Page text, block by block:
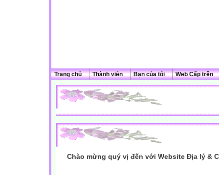
Trang chủ Thành viên Bạn của tôi Web Cấp trên
Chào mừng quý vị đến với Website Địa lý &